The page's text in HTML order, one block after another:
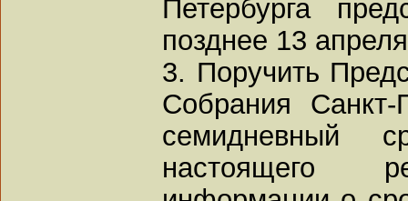
Петербурга
позднее 13
3. Поручить
Собрания Санкт-
семидневный
настоящего